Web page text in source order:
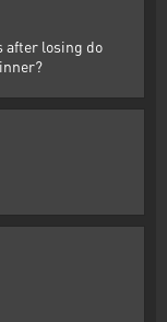
after losing do